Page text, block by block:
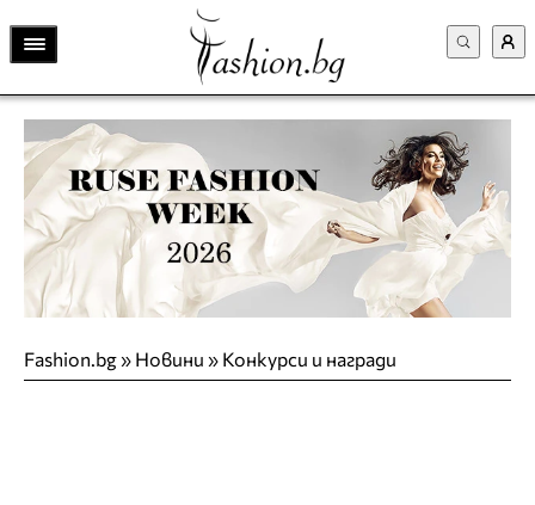
Fashion.bg» Новини » Конкурси и награди